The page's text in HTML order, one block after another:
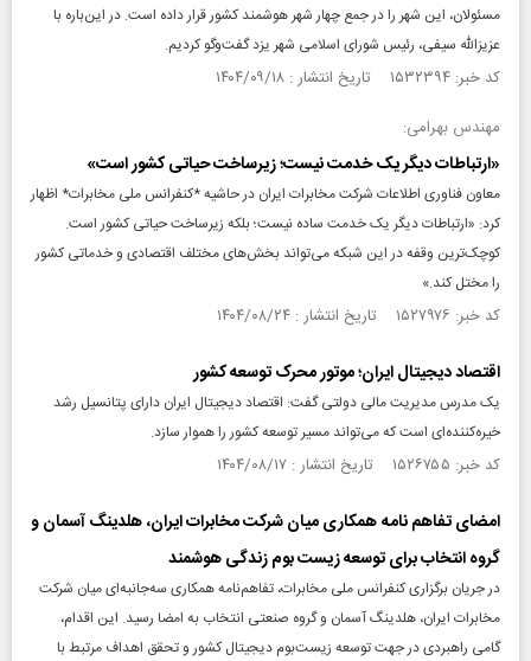
مسئولان، این شهر را در جمع چهار شهر هوشمند کشور قرار داده است. در این‌باره با
عزیزالله سیفی، رئیس شورای اسلامی شهر یزد گفت‌وگو کردیم.
کد خبر: ۱۵۳۲۳۹۴ تاریخ انتشار : ۱۴۰۴/۰۹/۱۸
مهندس بهرامی:
«ارتباطات دیگر یک خدمت نیست؛ زیرساخت حیاتی کشور است»
معاون فناوری اطلاعات شرکت مخابرات ایران در حاشیه *کنفرانس ملی مخابرات* اظهار
کرد: «ارتباطات دیگر یک خدمت ساده نیست؛ بلکه زیرساخت حیاتی کشور است.
کوچک‌ترین وقفه در این شبکه می‌تواند بخش‌های مختلف اقتصادی و خدماتی کشور
را مختل کند.»
کد خبر: ۱۵۲۷۹۷۶ تاریخ انتشار : ۱۴۰۴/۰۸/۲۴
اقتصاد دیجیتال ایران؛ موتور محرک توسعه کشور
یک مدرس مدیریت مالی دولتی گفت: اقتصاد دیجیتال ایران دارای پتانسیل رشد
خیره‌کننده‌ای است که می‌تواند مسیر توسعه کشور را هموار سازد.
کد خبر: ۱۵۲۶۷۵۵ تاریخ انتشار : ۱۴۰۴/۰۸/۱۷
امضای تفاهم‌ نامه همکاری میان شرکت مخابرات ایران، هلدینگ آسمان و
گروه انتخاب برای توسعه زیست‌ بوم زندگی هوشمند
در جریان برگزاری کنفرانس ملی مخابرات، تفاهم‌نامه همکاری سه‌جانبه‌ای میان شرکت
مخابرات ایران، هلدینگ آسمان و گروه صنعتی انتخاب به امضا رسید. این اقدام،
گامی راهبردی در جهت توسعه زیست‌بوم دیجیتال کشور و تحقق اهداف مرتبط با